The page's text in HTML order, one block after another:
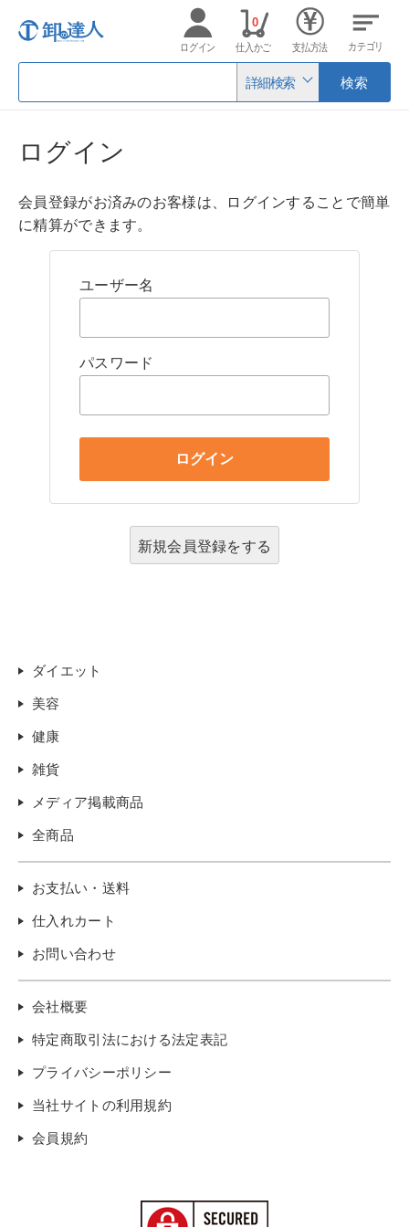
詳細検索 検索
ログイン 仕入かご
0
支払方法 カテゴリ
ログイン
会員登録がお済みのお客様は、ログインすることで簡単
に精算ができます。
ユーザー名
パスワード
新規会員登録をする
ダイエット
美容
健康
雑貨
メディア掲載商品
全商品
お支払い・送料
仕入れカート
お問い合わせ
会社概要
特定商取引法における法定表記
プライバシーポリシー
当社サイトの利用規約
会員規約